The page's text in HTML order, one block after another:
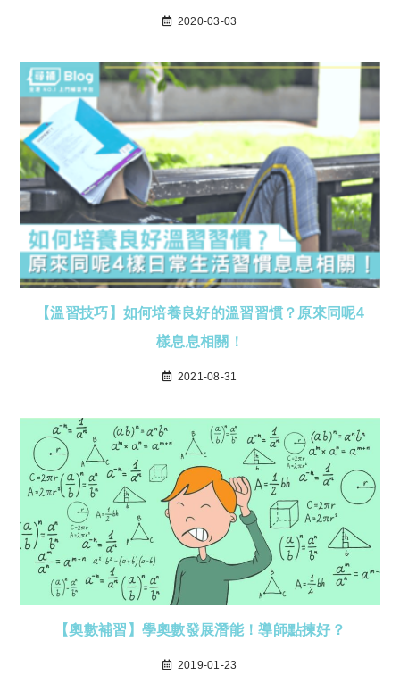
2020-03-03
【溫習技巧】如何培養良好的溫習習慣？原來同呢4
樣息息相關！
2021-08-31
【奧數補習】學奧數發展潛能！導師點揀好？
2019-01-23